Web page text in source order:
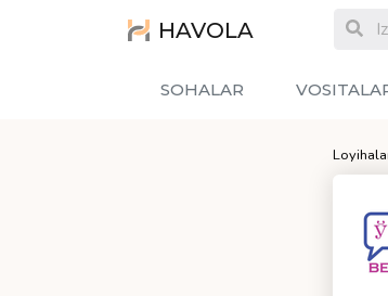
HAVOLA
SOHALAR